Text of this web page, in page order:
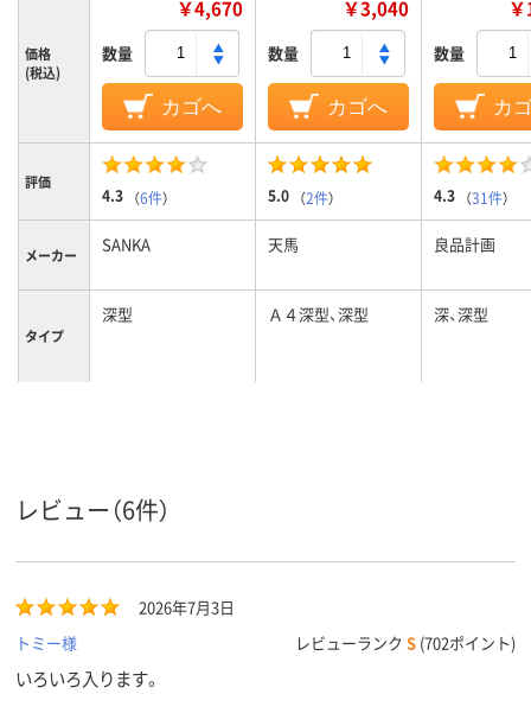
価格
(税込)
￥4,670
数量
カゴへ
￥3,040
数量
カゴへ
数量
カ
評価
4.3 （6件） 5.0 （2件） 4.3 （31件）
メーカー SANKA 天馬 良品計画
タイプ
深型 Ａ４深型、深型 深、深型
レビュー（6件）
2026年7月3日
トミー様
レビューランク S (702ポイント)
いろいろ入ります。